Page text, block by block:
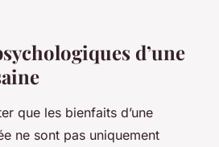
d’une
que les bienfaits d’une
ne sont pas uniquement